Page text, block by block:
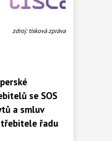
zdroj: tisková zpráva
se SOS
a smluv
řadu